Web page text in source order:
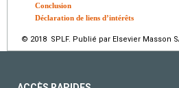
Conclusion
Déclaration de liens d’intérêts
© 2018 SPLF. Publié par Elsevier Masson